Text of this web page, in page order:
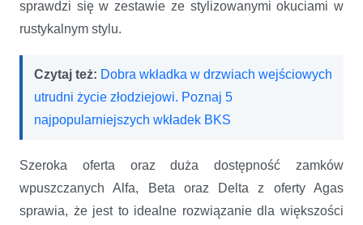
sprawdzi się w zestawie ze stylizowanymi okuciami w
rustykalnym stylu.
Czytaj też: Dobra wkładka w drzwiach wejściowych
utrudni życie złodziejowi. Poznaj 5
najpopularniejszych wkładek BKS
Szeroka oferta oraz duża dostępność zamków
wpuszczanych Alfa, Beta oraz Delta z oferty Agas
sprawia, że jest to idealne rozwiązanie dla większości